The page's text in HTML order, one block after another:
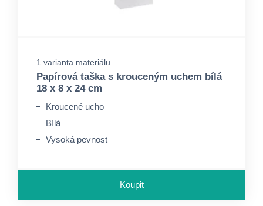
1 varianta materiálu
Papírová taška s krouceným uchem bílá
18 x 8 x 24 cm
Kroucené ucho
Bílá
Vysoká pevnost
Koupit